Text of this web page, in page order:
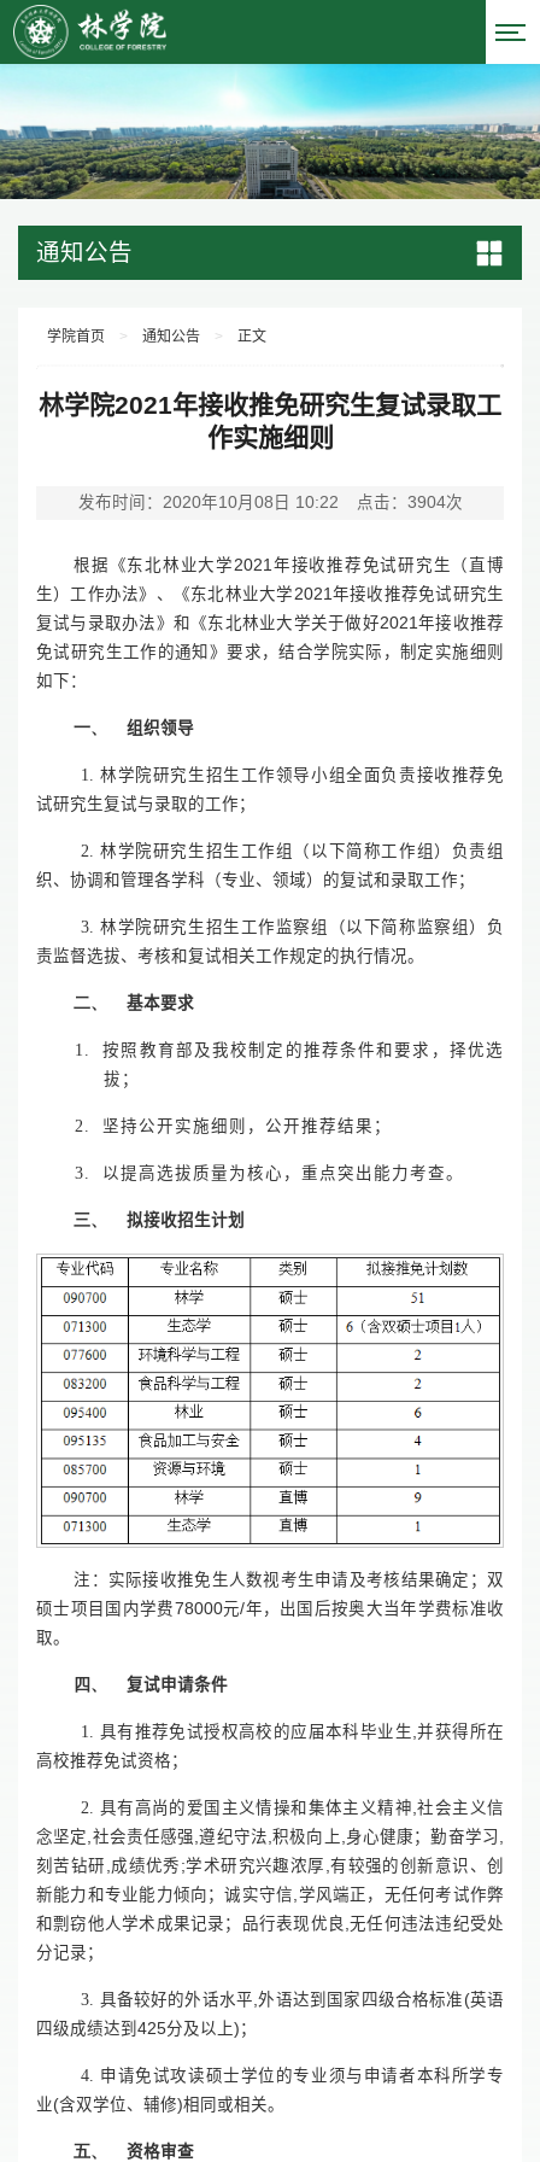
通知公告
学院首页 > 通知公告 > 正文
林学院2021年接收推免研究生复试录取工
作实施细则
发布时间：2020年10月08日 10:22 点击： 3904次
根据 《东北林业大学 2021 年接收推荐免试研究生（直博
生）工作办法》 、 《东北林业大学 2021 年接收推荐免试研究生
复试与录取办法 》 和《东北林业大学关于做好2021 年接收推荐
免试研究生工作的通知》要求，结合学院实际，制定实施细则
如下：
一、 组织领导
1. 林学院研究生招生工作领导小组全面负责接收推荐免
试研究生复试与录取的工作；
2. 林学院研究生招生工作组（以下简称工作组）负责组
织、协调和管理各学科（专业、领域）的复试和录取工作；
3. 林学院研究生招生工作监察组（以下简称监察组）负
责监督选拔、考核和复试相关工作规定的执行情况。
二、 基本要求
1.
按照教育部及我校制定的推荐条件和要求，择优选
拔；
2. 坚持公开实施细则，公开推荐结果；
3. 以提高选拔质量为核心，重点突出能力考查。
三、 拟接收招生计划
注：实际接收推免生人数视考生申请及考核结果确定；双
硕士项目国内学费78000元/年，出国后按奥大当年学费标准收
取。
四、 复试申请条件
1. 具有推荐免试授权高校的应届本科毕业生,并获得所在
高校推荐免试资格；
2. 具有高尚的爱国主义情操和集体主义精神,社会主义信
念坚定,社会责任感强,遵纪守法,积极向上 ,身心健康；勤奋学习 ,
刻苦钻研 ,成绩优秀 ;学术研究兴趣浓厚 ,有较强的创新意识、创
新能力和专业能力倾向；诚实守信,学风端正，无任何考试作弊
和剽窃他人学术成果记录；品行表现优良 ,无任何违法违纪受处
分记录；
3. 具备较好的外话水平,外语达到国家四级合格标准 (英语
四级成绩达到 425分及以上) ；
4. 申请免试攻读硕士学位的专业须与申请者本科所学专
业(含双学位、辅修)相同或相关。
五、 资格审查